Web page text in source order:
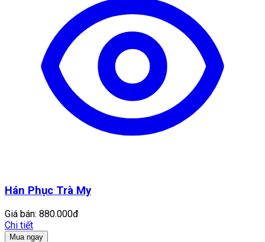
Hán Phục Trà My
Giá bán: 880.000đ
Chi tiết
Mua ngay